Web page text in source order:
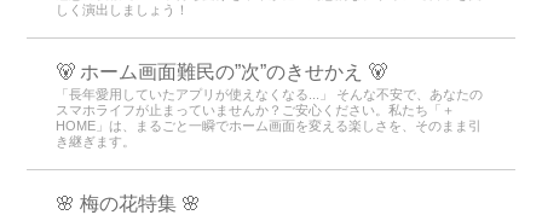
しく演出しましょう！
🐻 ホーム画面難民の”次”のきせかえ 🐻
「長年愛用していたアプリが使えなくなる...」 そんな不安で、あなたの
スマホライフが止まっていませんか？ご安心ください。私たち「＋
HOME」は、まるごと一瞬でホーム画面を変える楽しさを、そのまま引
き継ぎます。
🌸 梅の花特集 🌸